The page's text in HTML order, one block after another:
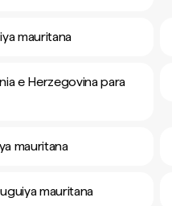
mauritana
e Herzegovina para
mauritana
mauritana